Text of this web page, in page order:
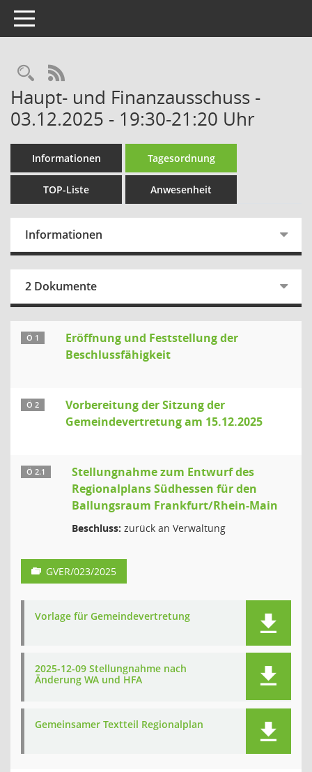
Toggle navigation
Rechercheauswahl
RSS-Feed
Haupt- und Finanzausschuss -
03.12.2025 - 19:30-21:20 Uhr
Informationen Tagesordnung
TOP-Liste Anwesenheit
Informationen
2 Dokumente
Ö 1
Eröffnung und Feststellung der
Beschlussfähigkeit
Ö 2
Vorbereitung der Sitzung der
Gemeindevertretung am 15.12.2025
Ö 2.1
Stellungnahme zum Entwurf des
Regionalplans Südhessen für den
Ballungsraum Frankfurt/Rhein-Main
Beschluss: zurück an Verwaltung
GVER/023/2025
Vorlage für Gemeindevertretung
2025-12-09 Stellungnahme nach
Änderung WA und HFA
Gemeinsamer Textteil Regionalplan